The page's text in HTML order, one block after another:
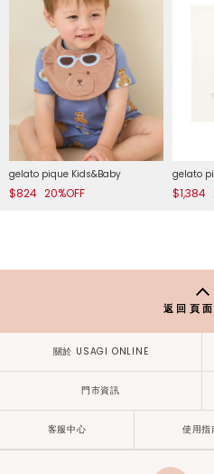
gelato pique Kids&Baby
$824 20%OFF
gelato
$1,384
返回頁
關於 USAGI ONLINE
門市資訊
客服中心 使用指